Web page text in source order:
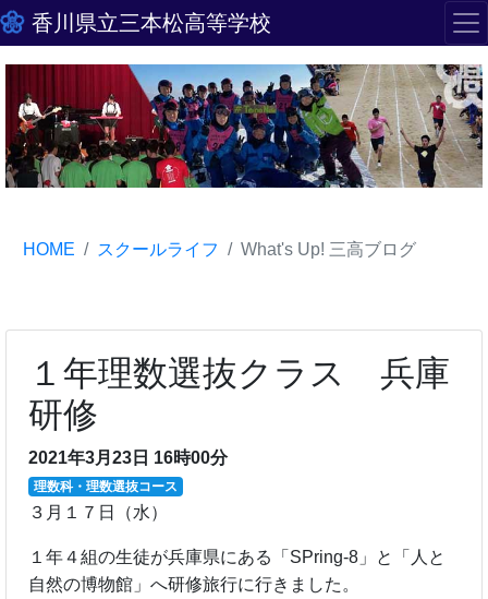
香川県立三本松高等学校
HOME スクールライフ What's Up! 三高ブログ
１年理数選抜クラス 兵庫
研修
2021年3月23日 16時00分
理数科・理数選抜コース
３月１７日（水）
１年４組の生徒が兵庫県にある「SPring-8」と「人と
自然の博物館」へ研修旅行に行きました。